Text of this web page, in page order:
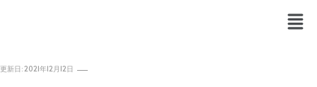
更新日:2021年12月12日